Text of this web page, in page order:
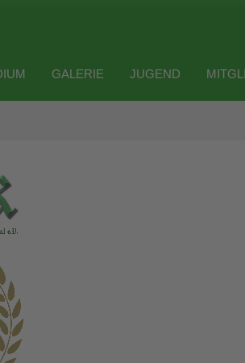
GALERIE JUGEND